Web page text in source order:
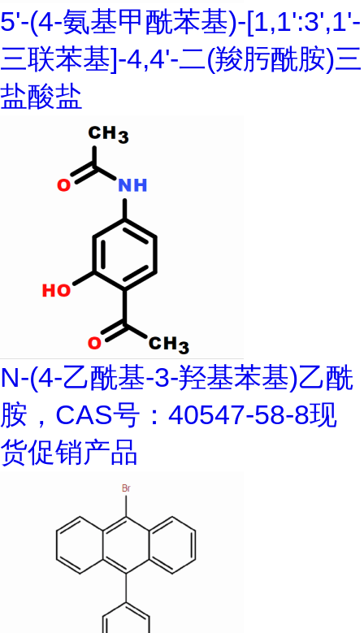
5'-(4-氨基甲酰苯基)-[1,1':3',1'-
三联苯基]-4,4'-二(羧肟酰胺)三
盐酸盐
N-(4-乙酰基-3-羟基苯基)乙酰
胺，CAS号：40547-58-8现
货促销产品